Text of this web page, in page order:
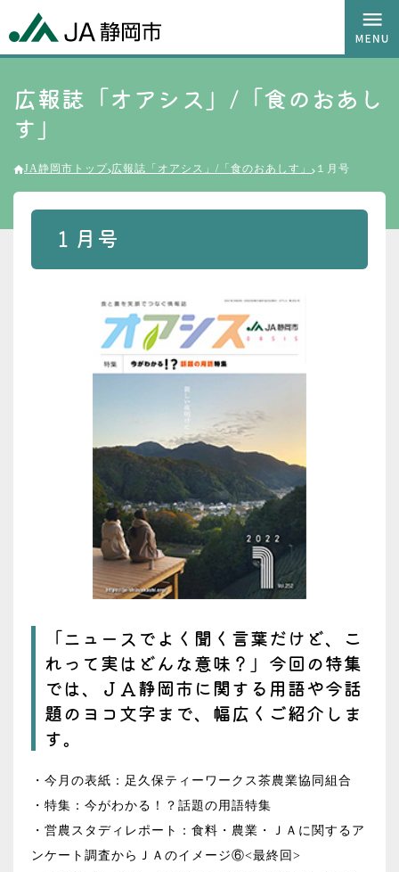
広報誌「オアシス」/「食のおあし
す」
JA静岡市トップ 広報誌「オアシス」/「食のおあしす」 １月号
１月号
「ニュースでよく聞く言葉だけど、こ
れって実はどんな意味？」今回の特集
では、ＪＡ静岡市に関する用語や今話
題のヨコ文字まで、幅広くご紹介しま
す。
・今月の表紙：足久保ティーワークス茶農業協同組合
・特集：今がわかる！？話題の用語特集
・営農スタディレポート：食料・農業・ＪＡに関するア
ンケート調査からＪＡのイメージ⑥<最終回>